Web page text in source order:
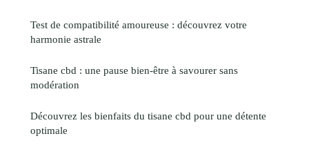
Test de compatibilité amoureuse : découvrez votre
harmonie astrale
Tisane cbd : une pause bien-être à savourer sans
modération
Découvrez les bienfaits du tisane cbd pour une détente
optimale